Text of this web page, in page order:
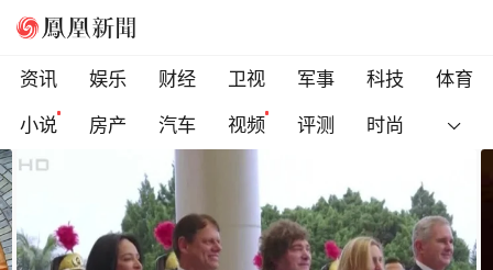
资讯 娱乐 财经 卫视 军事 科技
体育
小说
房产 汽车 视频 评测 时尚